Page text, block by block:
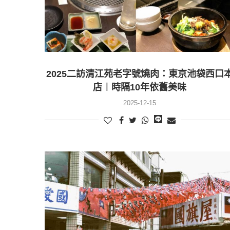
2025二訪清江苑老字號燒肉：東京池袋西口
店︱時隔10年依舊美味
2025-12-15